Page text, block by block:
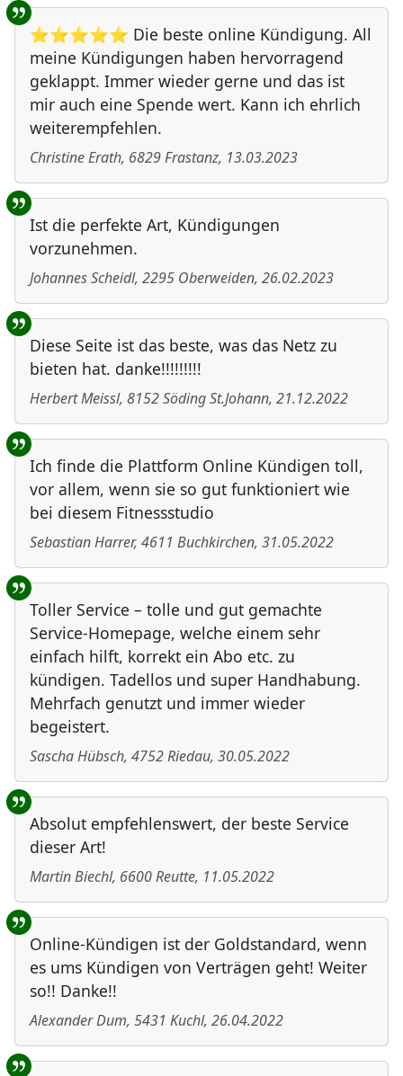
⭐⭐⭐⭐⭐ Die beste online Kündigung. All
meine Kündigungen haben hervorragend
geklappt. Immer wieder gerne und das ist
mir auch eine Spende wert. Kann ich ehrlich
weiterempfehlen.
Christine Erath, 6829Frastanz, 13.03.2023
Ist die perfekte Art, Kündigungen
vorzunehmen.
Johannes Scheidl, 2295 Oberweiden, 26.02.2023
Diese Seite ist das beste, was das Netz zu
bieten hat. danke!!!!!!!!!
Herbert Meissl, 8152Söding St.Johann, 21.12.2022
Ich finde die Plattform Online Kündigen toll,
vor allem, wenn sie so gut funktioniert wie
bei diesem Fitnessstudio
Sebastian Harrer, 4611 Buchkirchen, 31.05.2022
Toller Service – tolle und gut gemachte
Service-Homepage, welche einem sehr
einfach hilft, korrekt ein Abo etc. zu
kündigen. Tadellos und super Handhabung.
Mehrfach genutzt und immer wieder
begeistert.
Sascha Hübsch, 4752Riedau, 30.05.2022
Absolut empfehlenswert, der beste Service
dieser Art!
Martin Biechl, 6600Reutte, 11.05.2022
Online-Kündigen ist der Goldstandard, wenn
es ums Kündigen von Verträgen geht! Weiter
so!! Danke!!
Alexander Dum, 5431 Kuchl, 26.04.2022